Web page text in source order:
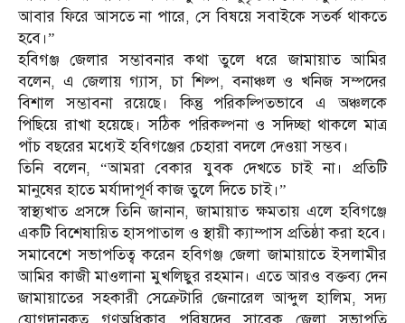
আবার ফিরে আসতে না পারে, সে বিষয়ে সবাইকে সতর্ক থাকতে
হবে।”
হবিগঞ্জ জেলার সম্ভাবনার কথা তুলে ধরে জামায়াত আমির
বলেন, এ জেলায় গ্যাস, চা শিল্প, বনাঞ্চল ও খনিজ সম্পদের
বিশাল সম্ভাবনা রয়েছে। কিন্তু পরিকল্পিতভাবে এ অঞ্চলকে
পিছিয়ে রাখা হয়েছে। সঠিক পরিকল্পনা ও সদিচ্ছা থাকলে মাত্র
পাঁচ বছরের মধ্যেই হবিগঞ্জের চেহারা বদলে দেওয়া সম্ভব।
তিনি বলেন, “আমরা বেকার যুবক দেখতে চাই না। প্রতিটি
মানুষের হাতে মর্যাদাপূর্ণ কাজ তুলে দিতে চাই।”
স্বাস্থ্যখাত প্রসঙ্গে তিনি জানান, জামায়াত ক্ষমতায় এলে হবিগঞ্জে
একটি বিশেষায়িত হাসপাতাল ও স্থায়ী ক্যাম্পাস প্রতিষ্ঠা করা হবে।
সমাবেশে সভাপতিত্ব করেন হবিগঞ্জ জেলা জামায়াতে ইসলামীর
আমির কাজী মাওলানা মুখলিছুর রহমান। এতে আরও বক্তব্য দেন
জামায়াতের সহকারী সেক্রেটারি জেনারেল আব্দুল হালিম, সদ্য